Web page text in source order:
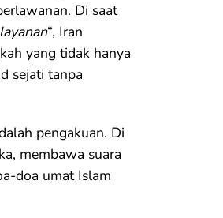
Di saat
“, Iran
yang tidak hanya
sejati tanpa
pengakuan. Di
membawa suara
doa umat Islam